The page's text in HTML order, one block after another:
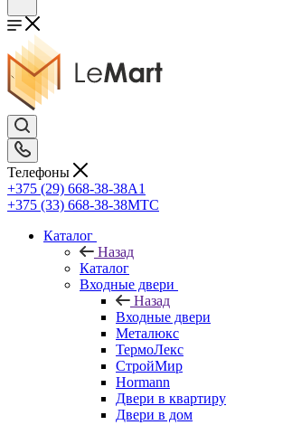
Телефоны
+375 (29) 668-38-38A1
+375 (33) 668-38-38МТС
Каталог
Назад
Каталог
Входные двери
Назад
Входные двери
Металюкс
ТермоЛекс
СтройМир
Hormann
Двери в квартиру
Двери в дом